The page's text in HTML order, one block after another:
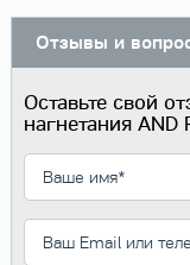
Отзывы и
Оставьте свой
нагнетания